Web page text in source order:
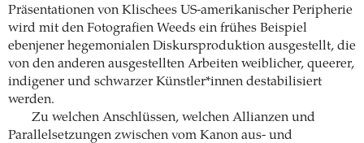
Präsentationen von Klischees US-amerikanischer Peripherie
wird mit den Fotografien Weeds ein frühes Beispiel
ebenjener hegemonialen Diskursproduktion ausgestellt, die
von den anderen ausgestellten Arbeiten weiblicher, queerer,
indigener und schwarzer Künstler*innen destabilisiert
werden.
Zu welchen Anschlüssen, welchen Allianzen und
Parallelsetzungen zwischen vom Kanon aus- und